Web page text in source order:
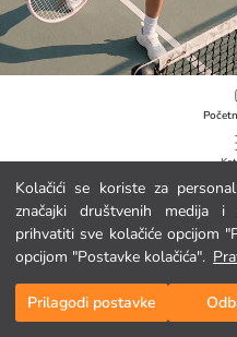
Kolačići se koriste za
značajki društvenih medija i
prihvatiti sve kolačiće opcijom
opcijom "Postavke kolačića".
Prilagodi postavke